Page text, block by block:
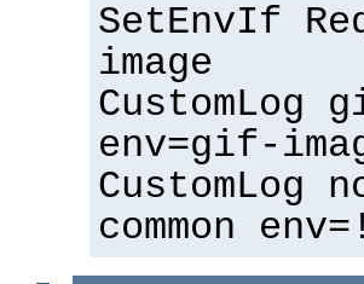
SetEnvIf
image
CustomLog
env=gif-
CustomLog
common